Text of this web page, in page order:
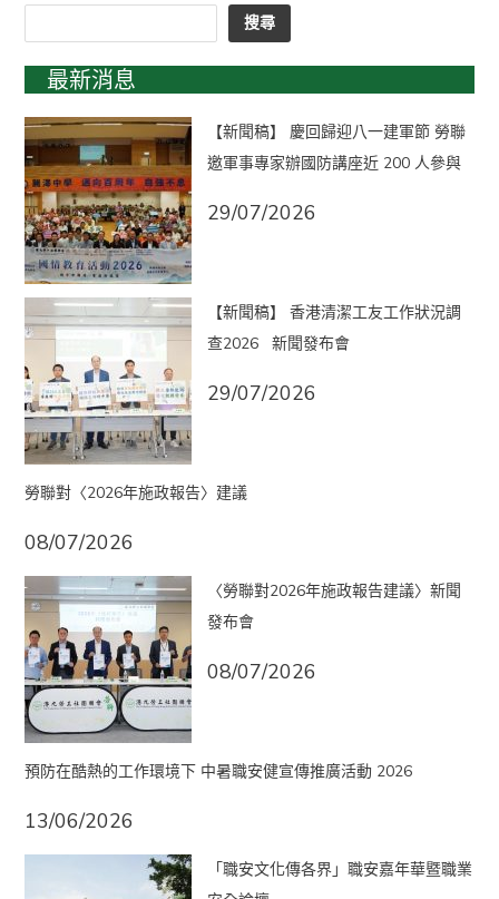
搜尋
最新消息
【新聞稿】 慶回歸迎八一建軍節 勞聯
邀軍事專家辦國防講座近 200 人參與
29/07/2026
【新聞稿】 香港清潔工友工作狀況調
查2026 新聞發布會
29/07/2026
勞聯對〈2026年施政報告〉建議
08/07/2026
〈勞聯對2026年施政報告建議〉新聞
發布會
08/07/2026
預防在酷熱的工作環境下 中暑職安健宣傳推廣活動 2026
13/06/2026
「職安文化傳各界」職安嘉年華暨職業